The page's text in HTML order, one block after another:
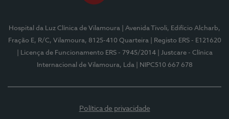
Hospital da Luz Clínica de Vilamoura
| Avenida Tivoli, Edifício Alcharb,
Fração E, R/C, Vilamoura, 8125-410 Quarteira
| Registo ERS - E121620
| Licença de Funcionamento ERS - 7945/2014
| Justcare - Clínica
Internacional de Vilamoura, Lda
| NIPC510 667 678
Política de privacidade